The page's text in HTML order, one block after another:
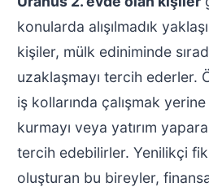
konularda alışılmadık
kişiler, mülk ediniminde
uzaklaşmayı tercih ederler.
iş kollarında çalışmak
kurmayı veya yatırım
tercih edebilirler. Yenilikçi
oluşturan bu bireyler, finansal